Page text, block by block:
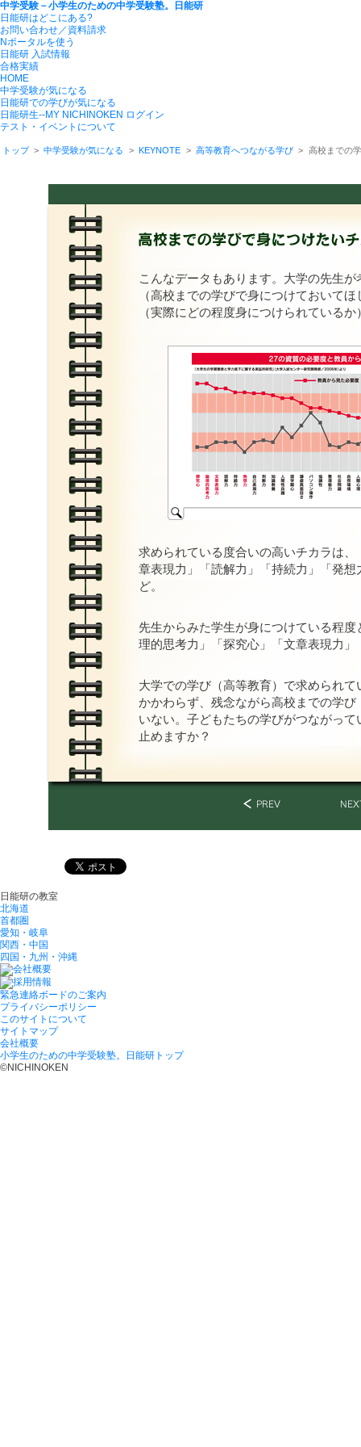
中学受験－小学生のための中学受験塾。日能研
日能研はどこにある?
お問い合わせ／資料請求
Nポータルを使う
日能研 入試情報
合格実績
HOME
中学受験が気になる
日能研での学びが気になる
日能研生--MY NICHINOKEN ログイン
テスト・イベントについて
トップ > 中学受験が気になる > KEYNOTE > 高等教育へつながる学び > 高校までの
こんなデータもあります。大学の先生
（高校までの学びで身につけておいて
（実際にどの程度身につけられているか
求められている度合いの高いチカラは
章表現力」「読解力」「持続力」「発
ど。
先生からみた学生が身につけている程
理的思考力」「探究心」「文章表現力
大学での学び（高等教育）で求められ
かかわらず、残念ながら高校までの学
いない。子どもたちの学びがつながっ
止めますか？
日能研の教室
北海道
首都圏
愛知・岐阜
関西・中国
四国・九州・沖縄
緊急連絡ボードのご案内
プライバシーポリシー
このサイトについて
サイトマップ
会社概要
小学生のための中学受験塾。日能研トップ
©NICHINOKEN